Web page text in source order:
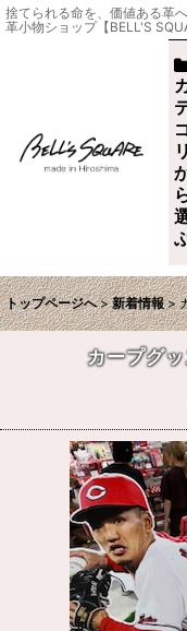
捨てられる命を、価値ある革
革小物ショップ【BELL'S
リ
トップページへ > 新着情報 >
カープグ